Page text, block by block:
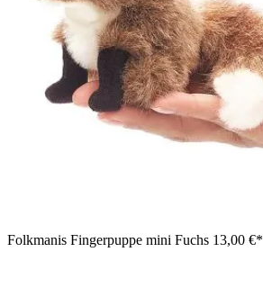
Folkmanis Fingerpuppe mini Fuchs 13,00 €*